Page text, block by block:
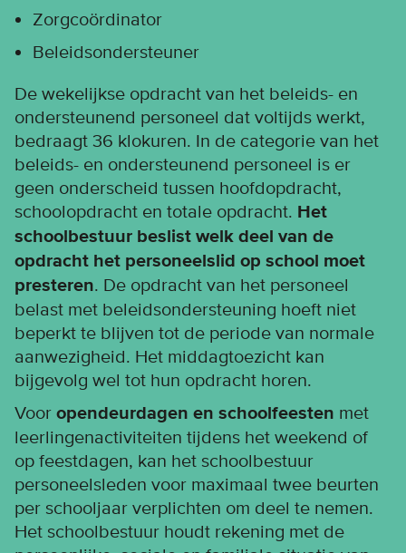
Zorgcoördinator
Beleidsondersteuner
De wekelijkse opdracht van het beleids- en
ondersteunend personeel dat voltijds werkt,
bedraagt 36 klokuren. In de categorie van het
beleids- en ondersteunend personeel is er
geen onderscheid tussen hoofdopdracht,
schoolopdracht en totale opdracht. Het
schoolbestuur beslist welk deel van de
opdracht het personeelslid op school moet
presteren. De opdracht van het personeel
belast met beleidsondersteuning hoeft niet
beperkt te blijven tot de periode van normale
aanwezigheid. Het middagtoezicht kan
bijgevolg wel tot hun opdracht horen.
Voor opendeurdagen en schoolfeesten met
leerlingenactiviteiten tijdens het weekend of
op feestdagen, kan het schoolbestuur
personeelsleden voor maximaal twee beurten
per schooljaar verplichten om deel te nemen.
Het schoolbestuur houdt rekening met de